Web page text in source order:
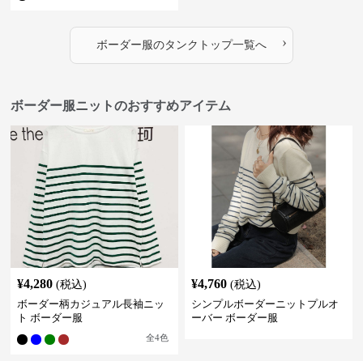
ボーダー服のタンクトップ一覧へ ›
ボーダー服ニットのおすすめアイテム
¥4,280 (税込)
ボーダー柄カジュアル長袖ニッ
ト ボーダー服
全4色
¥4,760 (税込)
シンプルボーダーニットプルオ
ーバー ボーダー服